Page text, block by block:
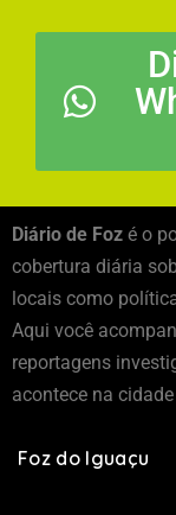
Diário de Foz é o
cobertura diária
locais como
Aqui você
reportagens
acontece na
Foz do Iguaçu